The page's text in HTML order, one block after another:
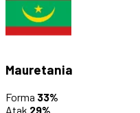
Mauretania
Forma 33%
Atak 29%